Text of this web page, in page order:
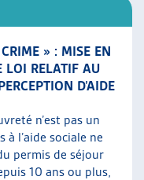
» : MISE EN
LOI RELATIF AU
D’AIDE
n’est pas un
l’aide sociale ne
permis de séjour
10 ans ou plus,